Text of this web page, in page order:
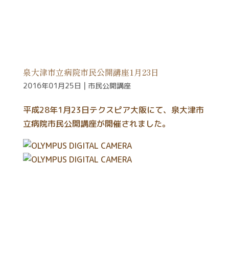
泉大津市立病院市民公開講座1月23日
2016年01月25日 | 市民公開講座
平成28年1月23日テクスピア大阪にて、泉大津市
立病院市民公開講座が開催されました。